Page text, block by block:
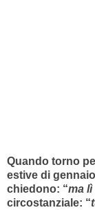
Quando torno
estive di
chiedono: “ma lì
circostanziale: “